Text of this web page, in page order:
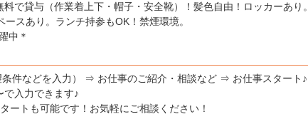
で貸与（作業着上下・帽子・安全靴）！髪色自由！ロッカーあり。
スあり。ランチ持参もOK！禁煙環境。
中＊
件などを入力） ⇒ お仕事のご紹介・相談など ⇒ お仕事スタート♪
で入力できます♪
ートも可能です！お気軽にご相談ください！